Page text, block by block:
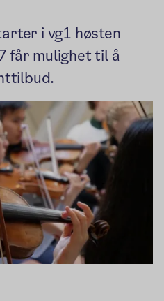
i vg1 høsten
får mulighet til å